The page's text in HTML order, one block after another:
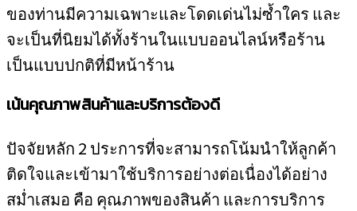
ของท่านมีความเฉพาะและโดดเด่นไม่ซ้ำใคร และ
จะเป็นที่นิยมได้ทั้งร้านในแบบออนไลน์หรือร้าน
เป็นแบบปกติที่มีหน้าร้าน
เน้นคุณภาพสินค้าและบริการต้องดี
ปัจจัยหลัก 2 ประการที่จะสามารถโน้มนำให้ลูกค้า
ติดใจและเข้ามาใช้บริการอย่างต่อเนื่องได้อย่าง
สม่ำเสมอ คือ คุณภาพของสินค้า และการบริการ